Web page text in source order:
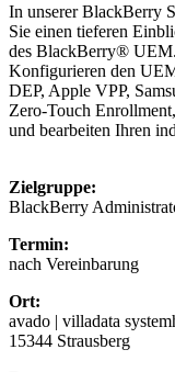
In unserer BlackBerry
Sie einen tieferen
des BlackBerry®
Konfigurieren den
DEP, Apple VPP,
Zero-Touch
und bearbeiten Ihren
Zielgruppe:
BlackBerry
Termin:
nach Vereinbarung
Ort:
avado | villadata
15344 Strausberg